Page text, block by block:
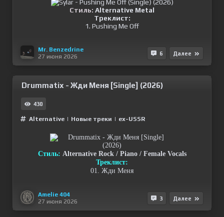
Стиль: Alternative Metal
Треклист:
1. Pushing Me Off
Mr. Benzedrine
27 июня 2026
6 Далее
Drummatix - Жди Меня [Single] (2026)
430
Alternative | Новые треки | ex-USSR
Стиль: Alternative Rock / Piano / Female Vocals
Треклист:
01. Жди Меня
Amelie 404
27 июня 2026
3 Далее